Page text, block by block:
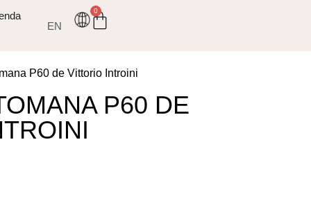
EN
0
P60 de Vittorio Introini
P60 DE